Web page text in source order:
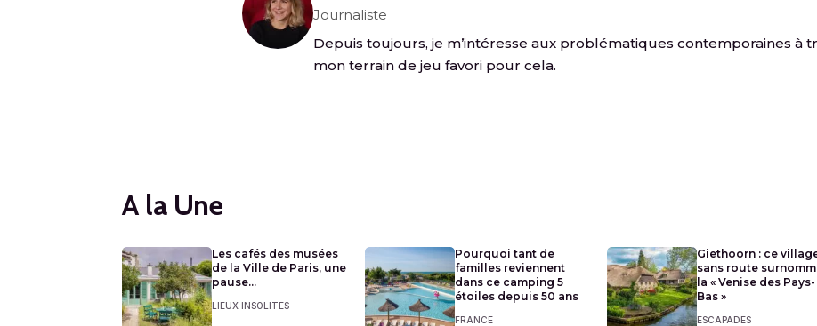
Journaliste
Depuis toujours, je m’intéresse aux problématiques contemporaines à
mon terrain de jeu favori pour cela.
A la Une
Les cafés des musées
de la Ville de Paris, une
pause...
LIEUX INSOLITES
Pourquoi tant de
familles reviennent
dans ce camping 5
étoiles depuis 50 ans
FRANCE
Giethoorn : ce
sans route
la « Venise des Pays-
Bas »
ESCAPADES